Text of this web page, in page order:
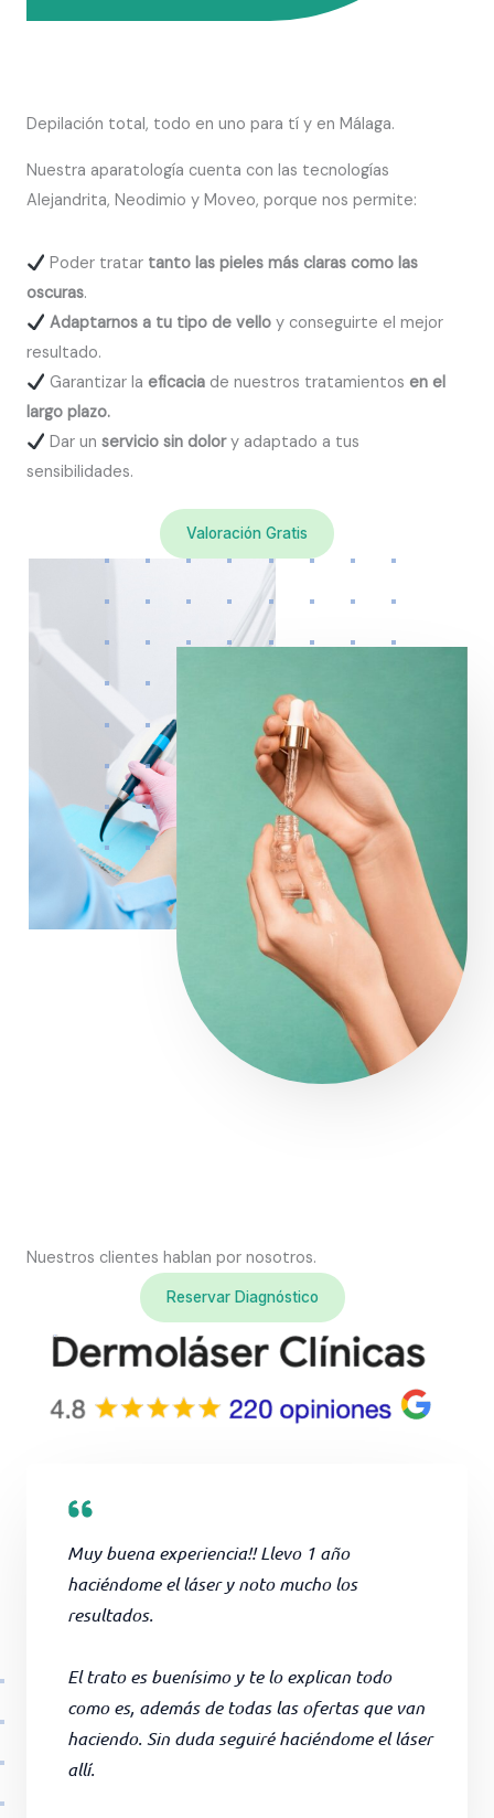
Depilación total, todo en uno para tí y en Málaga.
Nuestra aparatología cuenta con las tecnologías
Alejandrita, Neodimio y Moveo, porque nos permite:
Poder tratar tanto las pieles más claras como las
oscuras.
Adaptarnos a tu tipo de velloy conseguirte el mejor
resultado.
Garantizar la eficaciade nuestros tratamientos en el
largo plazo.
Dar un servicio sin dolory adaptado a tus
sensibilidades.
Valoración Gratis
Nuestros clientes hablan por nosotros.
Reservar Diagnóstico
Muy buena experiencia!! Llevo 1 año
haciéndome el láser y noto mucho los
resultados.
El trato es buenísimo y te lo explican todo
como es, además de todas las ofertas que van
haciendo. Sin duda seguiré haciéndome el láser
allí.